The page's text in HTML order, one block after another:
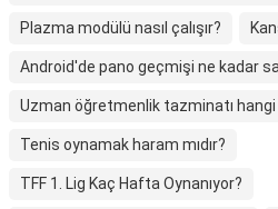
Plazma modülü nasıl çalışır?
Android'de pano geçmişi ne kadar
Uzman öğretmenlik tazminatı hangi
Tenis oynamak haram mıdır?
TFF 1. Lig Kaç Hafta Oynanıyor?